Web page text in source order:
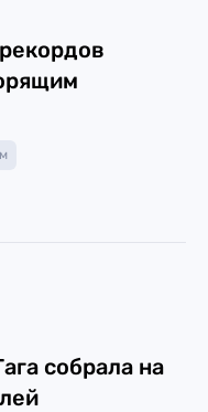
собрала на